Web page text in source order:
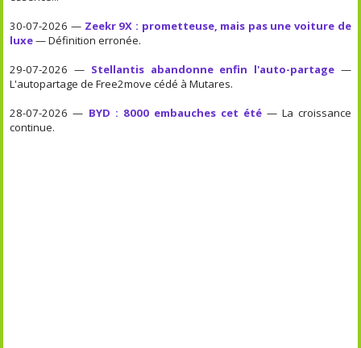
30-07-2026 — Zeekr 9X : prometteuse, mais pas une voiture de
luxe— Définition erronée.
29-07-2026 — Stellantis abandonne enfin l'auto-partage—
L'autopartage de Free2move cédé à Mutares.
28-07-2026 — BYD : 8000 embauches cet été— La croissance
continue.